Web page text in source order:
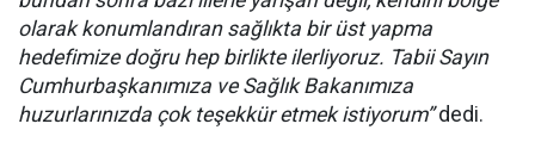
olarak konumlandıran sağlıkta bir üst yapma
hedefimize doğru hep birlikte ilerliyoruz. Tabii Sayın
Cumhurbaşkanımıza ve Sağlık Bakanımıza
huzurlarınızda çok teşekkür etmek istiyorum”dedi.